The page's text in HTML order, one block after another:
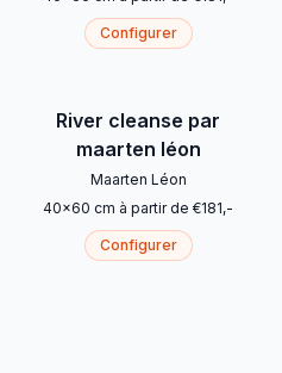
Configurer
River cleanse par
maarten léon
Maarten Léon
40x60 cm à partir de €181,-
Configurer